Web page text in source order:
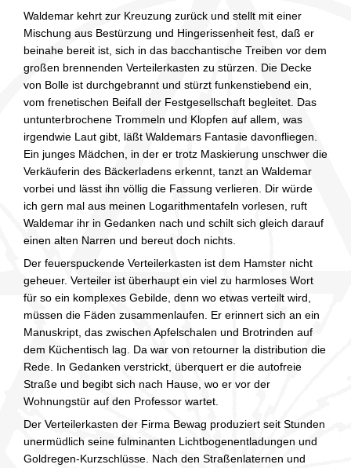
Waldemar kehrt zur Kreuzung zurück und stellt mit einer
Mischung aus Bestürzung und Hingerissenheit fest, daß er
beinahe bereit ist, sich in das bacchantische Treiben vor dem
großen brennenden Verteilerkasten zu stürzen. Die Decke
von Bolle ist durchgebrannt und stürzt funkenstiebend ein,
vom frenetischen Beifall der Festgesellschaft begleitet. Das
untunterbrochene Trommeln und Klopfen auf allem, was
irgendwie Laut gibt, läßt Waldemars Fantasie davonfliegen.
Ein junges Mädchen, in der er trotz Maskierung unschwer die
Verkäuferin des Bäckerladens erkennt, tanzt an Waldemar
vorbei und lässt ihn völlig die Fassung verlieren. Dir würde
ich gern mal aus meinen Logarithmentafeln vorlesen, ruft
Waldemar ihr in Gedanken nach und schilt sich gleich darauf
einen alten Narren und bereut doch nichts.
Der feuerspuckende Verteilerkasten ist dem Hamster nicht
geheuer. Verteiler ist überhaupt ein viel zu harmloses Wort
für so ein komplexes Gebilde, denn wo etwas verteilt wird,
müssen die Fäden zusammenlaufen. Er erinnert sich an ein
Manuskript, das zwischen Apfelschalen und Brotrinden auf
dem Küchentisch lag. Da war von retourner la distribution die
Rede. In Gedanken verstrickt, überquert er die autofreie
Straße und begibt sich nach Hause, wo er vor der
Wohnungstür auf den Professor wartet.
Der Verteilerkasten der Firma Bewag produziert seit Stunden
unermüdlich seine fulminanten Lichtbogenentladungen und
Goldregen-Kurzschlüsse. Nach den Straßenlaternen und